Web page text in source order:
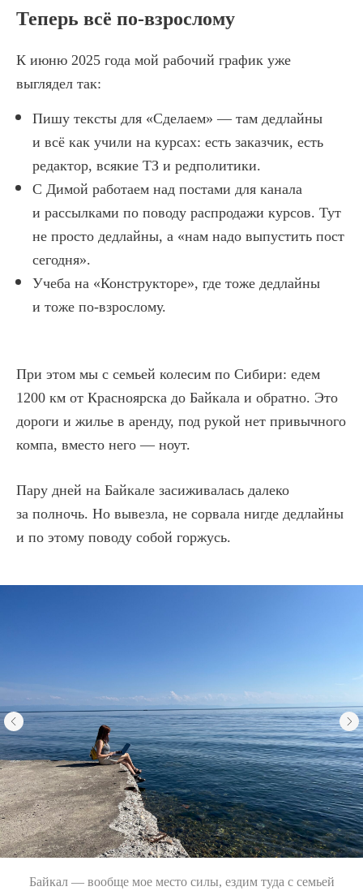
Теперь всё по-взрослому
К июню 2025 года мой рабочий график уже
выглядел так:
Пишу тексты для «Сделаем» — там дедлайны
и всё как учили на курсах: есть заказчик, есть
редактор, всякие ТЗ и редполитики.
С Димой работаем над постами для канала
и рассылками по поводу распродажи курсов. Тут
не просто дедлайны, а «нам надо выпустить пост
сегодня».
Учеба на «Конструкторе», где тоже дедлайны
и тоже по-взрослому.
При этом мы с семьей колесим по Сибири: едем
1200 км от Красноярска до Байкала и обратно. Это
дороги и жилье в аренду, под рукой нет привычного
компа, вместо него — ноут.
Пару дней на Байкале засиживалась далеко
за полночь. Но вывезла, не сорвала нигде дедлайны
и по этому поводу собой горжусь.
Байкал — вообще мое место силы, ездим туда с семьей
Практические курсы
Корпоративное обучение
Сделаемский блог
Личный кабинет
Поддержка
Истории успеха
Рейтинг выпускников
Индивидуальное обучение
Конструктор скидок
Оферта